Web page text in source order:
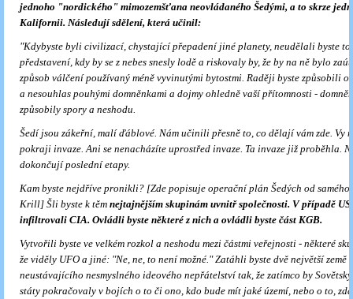
jednoho "nordického" mimozemšťana neovládaného Šedými, a to skrze
Kalifornii. Následují sdělení, která učinil:
"Kdybyste byli civilizací, chystající přepadení jiné planety, neudělali byste to
představení, kdy by se z nebes snesly lodě a riskovaly by, že by na ně bylo
způsob válčení používaný méně vyvinutými bytostmi. Raději byste způsobili
a nesouhlas pouhými domněnkami a dojmy ohledně vaší přítomnosti -
způsobily spory a neshodu.
Šedí jsou zákeřní, malí ďáblové. Nám učinili přesně to, co dělají vám zde. Vy
pokraji invaze. Ani se nenacházíte uprostřed invaze. Ta invaze již proběhla.
dokončují poslední etapy.
Kam byste nejdříve pronikli? [Zde popisuje operační plán Šedých od samého
Krill] Šli byste k těm nejtajnějším skupinám uvnitř společnosti. V případě
infiltrovali CIA. Ovládli byste některé z nich a ovládli byste část KGB.
Vytvořili byste ve velkém rozkol a neshodu mezi částmi veřejnosti - některé
že viděly UFO a jiné: "Ne, ne, to není možné." Zatáhli byste dvě největší země
neustávajícího nesmyslného ideového nepřátelství tak, že zatímco by
státy pokračovaly v bojích o to či ono, kdo bude mít jaké území, nebo o to,